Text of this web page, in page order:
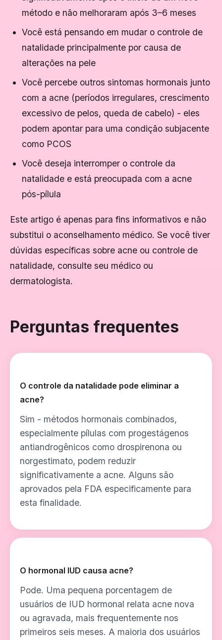
método e não melhoraram após 3–6 meses
Você está pensando em mudar o controle de
natalidade principalmente por causa de
alterações na pele
Você percebe outros sintomas hormonais junto
com a acne (períodos irregulares, crescimento
excessivo de pelos, queda de cabelo) - eles
podem apontar para uma condição subjacente
como PCOS
Você deseja interromper o controle da
natalidade e está preocupada com a acne
pós-pílula
Este artigo é apenas para fins informativos e não
substitui o aconselhamento médico. Se você tiver
dúvidas específicas sobre acne ou controle de
natalidade, consulte seu médico ou
dermatologista.
Perguntas frequentes
O controle da natalidade pode eliminar a
acne?
Sim - métodos hormonais combinados,
especialmente pílulas com progestágenos
antiandrogênicos como drospirenona ou
norgestimato, podem reduzir
significativamente a acne. Alguns são
aprovados pela FDA especificamente para
esta finalidade.
O hormonal IUD causa acne?
Pode. Uma pequena porcentagem de
usuários de IUD hormonal relata acne nova
ou agravada, mais frequentemente nos
primeiros seis meses. A maioria dos usuários